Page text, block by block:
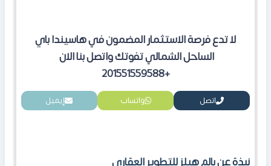
لا تدع فرصة الاستثمار المضمون في هاسيندا باي
الساحل الشمالي تفوتك واتصل بنا الان
+201551559588
اتصل واتساب إيميل
نبذة عن بالم هيلز للتطوير العقاري